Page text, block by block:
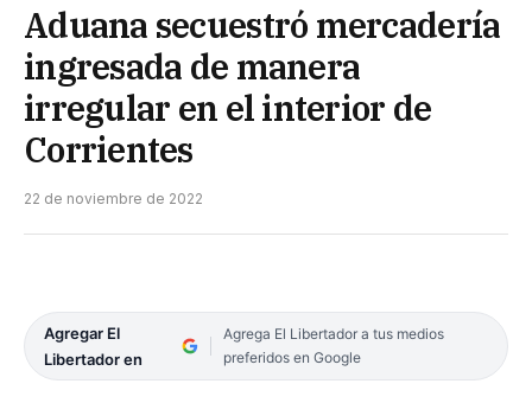
Aduana secuestró mercadería
ingresada de manera
irregular en el interior de
Corrientes
22 de noviembre de 2022
Agregar El
Libertador en
Agrega El Libertador a tus medios
preferidos en Google